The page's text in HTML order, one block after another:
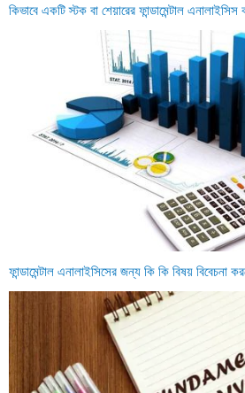
কিভাবে একটি স্টক বা শেয়ারের ফান্ডামেন্টাল
ফান্ডামেন্টাল এনালাইসিসের জন্য কি কি বিষয় বিবেচনা